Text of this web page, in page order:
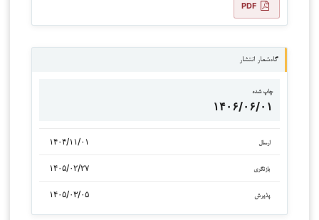
PDF
گاه‌شمار انتشار
چاپ شده
۱۴۰۶/۰۶/۰۱
ارسال ۱۴۰۴/۱۱/۰۱
بازنگری ۱۴۰۵/۰۲/۲۷
پذیرش ۱۴۰۵/۰۳/۰۵